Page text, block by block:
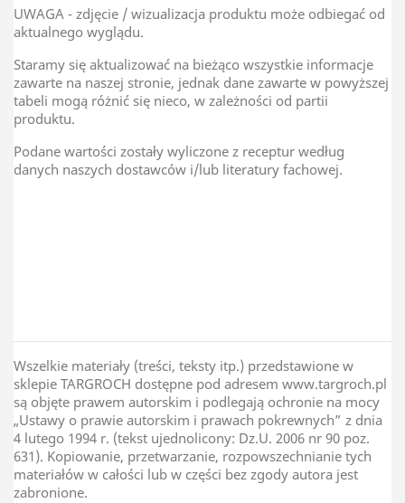
UWAGA - zdjęcie / wizualizacja produktu może odbiegać od
aktualnego wyglądu.
Staramy się aktualizować na bieżąco wszystkie informacje
zawarte na naszej stronie, jednak dane zawarte w powyższej
tabeli mogą różnić się nieco, w zależności od partii
produktu.
Podane wartości zostały wyliczone z receptur według
danych naszych dostawców i/lub literatury fachowej.
Wszelkie materiały (treści, teksty itp.) przedstawione w
sklepie TARGROCH dostępne pod adresem www.targroch.pl
są objęte prawem autorskim i podlegają ochronie na mocy
„Ustawy o prawie autorskim i prawach pokrewnych” z dnia
4 lutego 1994 r. (tekst ujednolicony: Dz.U. 2006 nr 90 poz.
631). Kopiowanie, przetwarzanie, rozpowszechnianie tych
materiałów w całości lub w części bez zgody autora jest
zabronione.